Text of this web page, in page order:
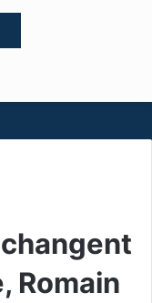
Romain